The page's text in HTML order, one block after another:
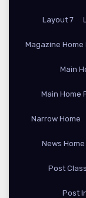
Layout 7
Magazine Home
Main
Main Home
Narrow Home
News Home
Post
Post